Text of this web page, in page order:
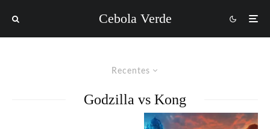
Cebola Verde
Recentes
Godzilla vs Kong